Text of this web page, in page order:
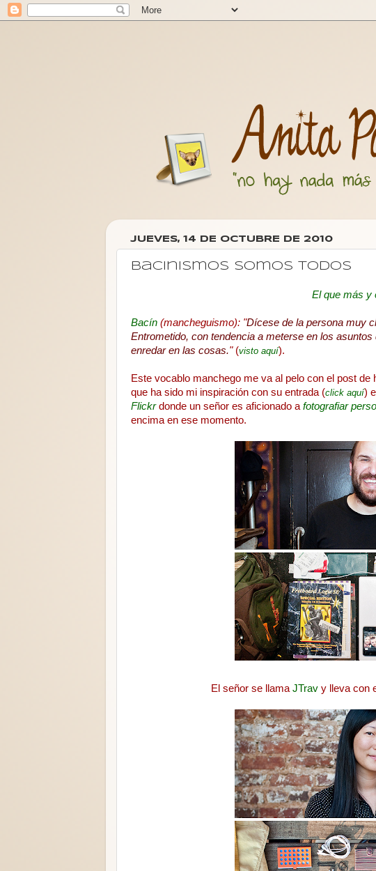
JUEVES, 14 DE OCTUBRE DE 2010
Bacinismos somos todos
El que más y
Bacín (mancheguismo): "Dícese de la persona muy
Entrometido, con tendencia a meterse en los
enredar en las cosas."(visto aquí).
Este vocablo manchego me va al pelo con el post
que ha sido mi inspiración con su entrada (click aquí)
Flickrdonde un señor es aficionado a fotografiar
encima en ese momento.
El señor se llama JTravy lleva con